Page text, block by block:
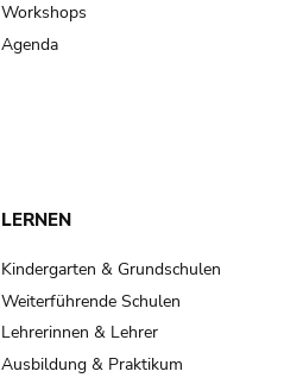
Workshops
Agenda
LERNEN
Kindergarten & Grundschulen
Weiterführende Schulen
Lehrerinnen & Lehrer
Ausbildung & Praktikum